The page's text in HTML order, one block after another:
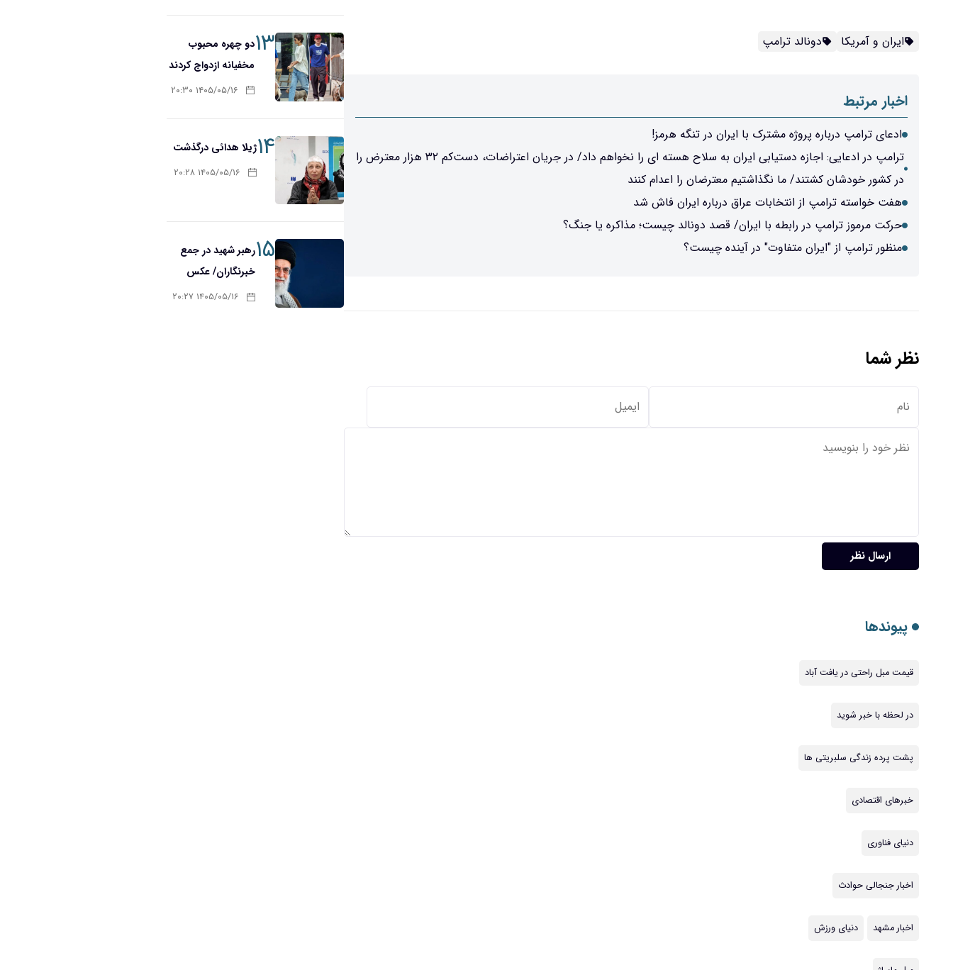
ایران و آمریکا دونالد ترامپ
اخبار مرتبط
ادعای ترامپ درباره پروژه مشترک با ایران در تنگه هرمز!
ترامپ در ادعایی: اجازه دستیابی ایران به سلاح هسته ای را نخواهم داد/ در جریان اعتراضات، دست‌کم ۳۲ هزار معترض را
در کشور خودشان کشتند/ ما نگذاشتیم معترضان را اعدام کنند
هفت خواسته ترامپ از انتخابات عراق درباره ایران فاش شد
حرکت مرموز ترامپ در رابطه با ایران/ قصد دونالد چیست؛ مذاکره یا جنگ؟
منظور ترامپ از "ایران متفاوت" در آینده چیست؟
نظر شما
ارسال نظر
۱۳دو چهره محبوب
مخفیانه ازدواج کردند
۱۴۰۵/۰۵/۱۶ ۲۰:۳۰
۱۴ژیلا هدائی درگذشت
۱۴۰۵/۰۵/۱۶ ۲۰:۲۸
۱۵رهبر شهید در جمع
خبرنگاران/ عکس
۱۴۰۵/۰۵/۱۶ ۲۰:۲۷
پیوندها
قیمت مبل راحتی در یافت آباد
در لحظه با خبر شوید
پشت پرده زندگی سلبریتی ها
خبرهای اقتصادی
دنیای فناوری
اخبار جنجالی حوادث
اخبار مشهد دنیای ورزش